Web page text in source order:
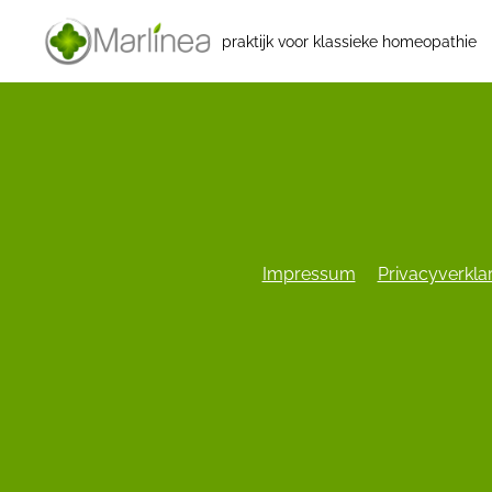
praktijk voor klassieke homeopathie
Impressum